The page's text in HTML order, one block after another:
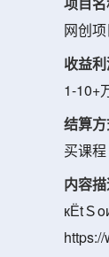
网创
收益
1-10+
结算
买课程
内容
кЁtＳ